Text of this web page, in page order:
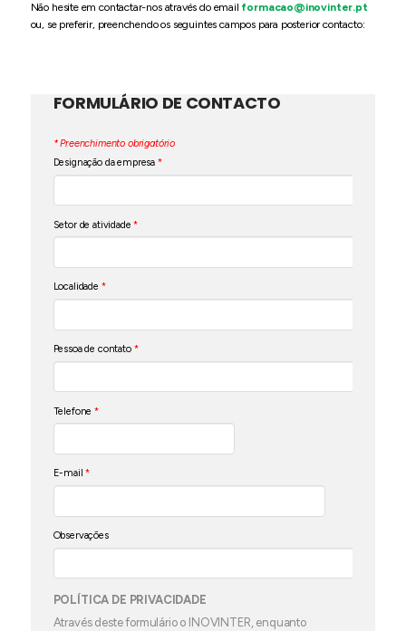
Não hesite em contactar-nos através do email formacao@inovinter.pt
ou, se preferir, preenchendo os seguintes campos para posterior contacto:
FORMULÁRIO DE CONTACTO
* Preenchimento obrigatório
Designação da empresa *
Setor de atividade*
Localidade *
Pessoa de contato *
Telefone*
E-mail*
Observações
POLÍTICA DE PRIVACIDADE
Através deste formulário o INOVINTER, enquanto